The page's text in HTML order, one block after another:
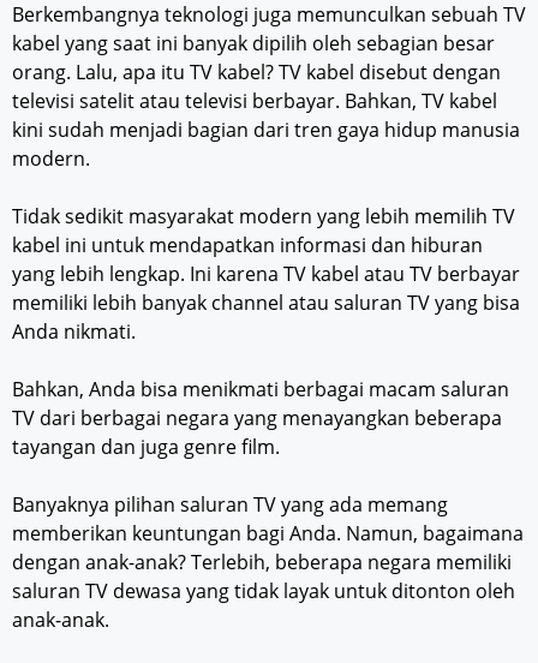
Berkembangnya teknologi juga memunculkan sebuah TV
kabel yang saat ini banyak dipilih oleh sebagian besar
orang. Lalu, apa itu TV kabel? TV kabel disebut dengan
televisi satelit atau televisi berbayar. Bahkan, TV kabel
kini sudah menjadi bagian dari tren gaya hidup manusia
modern.
Tidak sedikit masyarakat modern yang lebih memilih TV
kabel ini untuk mendapatkan informasi dan hiburan
yang lebih lengkap. Ini karena TV kabel atau TV berbayar
memiliki lebih banyak channel atau saluran TV yang bisa
Anda nikmati.
Bahkan, Anda bisa menikmati berbagai macam saluran
TV dari berbagai negara yang menayangkan beberapa
tayangan dan juga genre film.
Banyaknya pilihan saluran TV yang ada memang
memberikan keuntungan bagi Anda. Namun, bagaimana
dengan anak-anak? Terlebih, beberapa negara memiliki
saluran TV dewasa yang tidak layak untuk ditonton oleh
anak-anak.